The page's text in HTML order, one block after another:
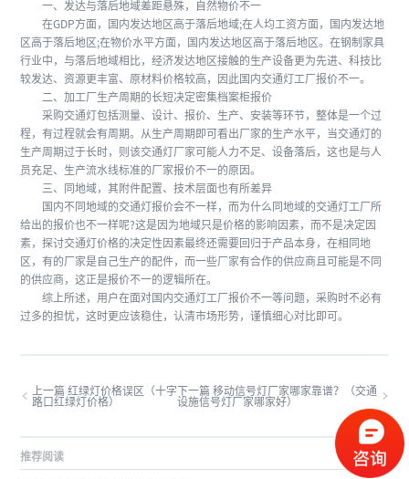
一、发达与落后地域差距悬殊，自然物价不一
在GDP方面，国内发达地区高于落后地域;在人均工资方面，国内发达地
区高于落后地区;在物价水平方面，国内发达地区高于落后地区。在钢制家具
行业中，与落后地域相比，经济发达地区接触的生产设备更为先进、科技比
较发达、资源更丰富、原材料价格较高，因此国内交通灯工厂报价不一。
二、加工厂生产周期的长短决定密集档案柜报价
采购交通灯包括测量、设计、报价、生产、安装等环节，整体是一个过
程，有过程就会有周期。从生产周期即可看出厂家的生产水平，当交通灯的
生产周期过于长时，则该交通灯厂家可能人力不足、设备落后，这也是与人
员充足、生产流水线标准的厂家报价不一的原因。
三、同地域，其附件配置、技术层面也有所差异
国内不同地域的交通灯报价会不一样，而为什么同地域的交通灯工厂所
给出的报价也不一样呢?这是因为地域只是价格的影响因素，而不是决定因
素，探讨交通灯价格的决定性因素最终还需要回归于产品本身，在相同地
区，有的厂家是自己生产的配件，而一些厂家有合作的供应商且可能是不同
的供应商，这正是报价不一的逻辑所在。
综上所述，用户在面对国内交通灯工厂报价不一等问题，采购时不必有
过多的担忧，这时更应该稳住，认清市场形势，谨慎细心对比即可。
上一篇 红绿灯价格误区（十字
路口红绿灯价格）
下一篇 移动信号灯厂家哪家靠谱？（交通
设施信号灯厂家哪家好）
推荐阅读